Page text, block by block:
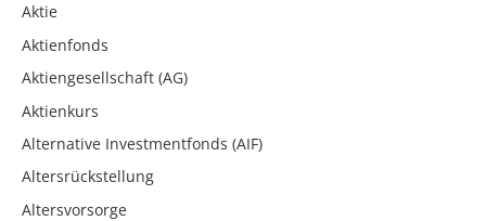
Aktie
Aktienfonds
Aktiengesellschaft (AG)
Aktienkurs
Alternative Investmentfonds (AIF)
Altersrückstellung
Altersvorsorge